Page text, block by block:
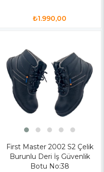
₺1.990,00
First Master 2002 S2 Çelik
Burunlu Deri İş Güvenlik
Botu No:38